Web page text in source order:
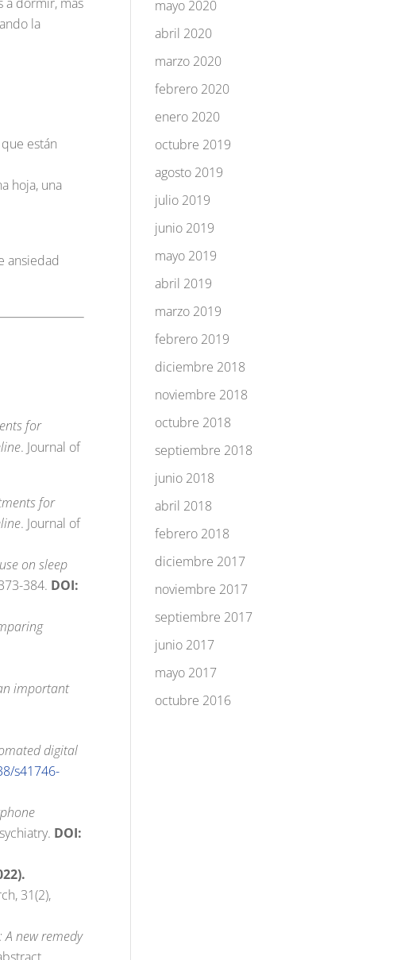
la
están
hoja, una
ansiedad
for
. Journal of
for
. Journal of
on sleep
384. DOI:
important
digital
s41746-
DOI:
31(2),
A new remedy
mayo 2020
abril 2020
marzo 2020
febrero 2020
enero 2020
octubre 2019
agosto 2019
julio 2019
junio 2019
mayo 2019
abril 2019
marzo 2019
febrero 2019
diciembre 2018
noviembre 2018
octubre 2018
septiembre 2018
junio 2018
abril 2018
febrero 2018
diciembre 2017
noviembre 2017
septiembre 2017
junio 2017
mayo 2017
octubre 2016